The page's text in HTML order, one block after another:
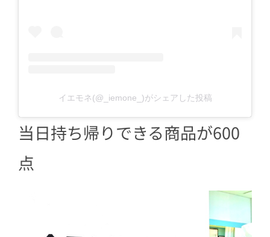
イエモネ(@_iemone_)がシェアした投稿
当日持ち帰りできる商品が600
点